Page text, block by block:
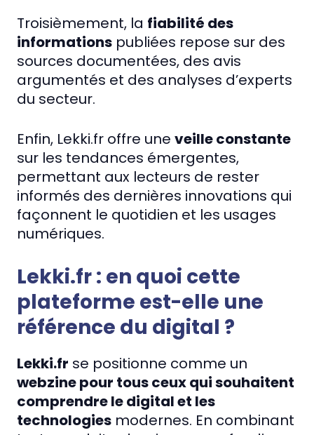
Troisièmement, la fiabilité des
informations publiées repose sur des
sources documentées, des avis
argumentés et des analyses d’experts
du secteur.
Enfin, Lekki.fr offre une veille constante
sur les tendances émergentes,
permettant aux lecteurs de rester
informés des dernières innovations qui
façonnent le quotidien et les usages
numériques.
Lekki.fr : en quoi cette
plateforme est-elle une
référence du digital ?
Lekki.fr se positionne comme un
webzine pour tous ceux qui souhaitent
comprendre le digital et les
technologies modernes. En combinant